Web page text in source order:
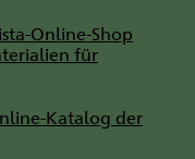
Online-Shop
für
Katalog der